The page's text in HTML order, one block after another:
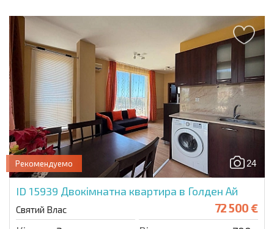
24
Рекомендуемо
ID 15939 Двокімнатна квартира в Голден Ай
Святий Влас 72 500 €